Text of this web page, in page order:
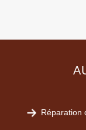
Réparation